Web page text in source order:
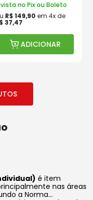
no Pix ou Boleto
R$ 149,90 em 4x de
37,47
ADICIONAR
é item
nas áreas
a Norma